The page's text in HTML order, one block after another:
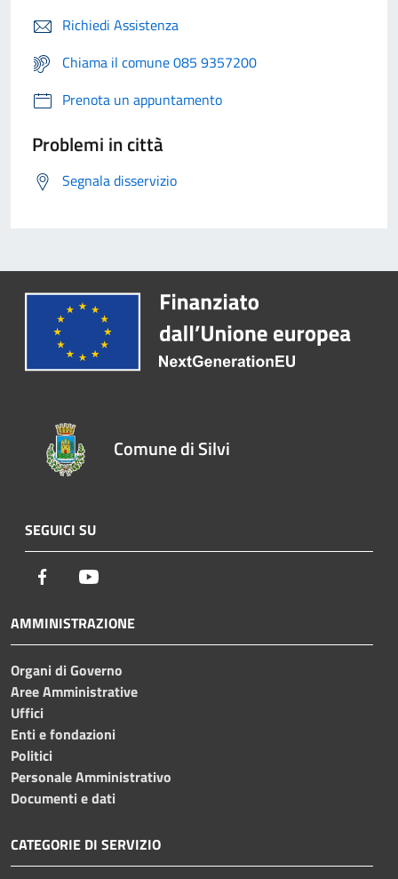
Richiedi Assistenza
Chiama il comune 085 9357200
Prenota un appuntamento
Problemi in città
Segnala disservizio
Comune di Silvi
SEGUICI SU
Facebook
AMMINISTRAZIONE
Organi di Governo
Aree Amministrative
Uffici
Enti e fondazioni
Politici
Personale Amministrativo
Documenti e dati
CATEGORIE DI SERVIZIO